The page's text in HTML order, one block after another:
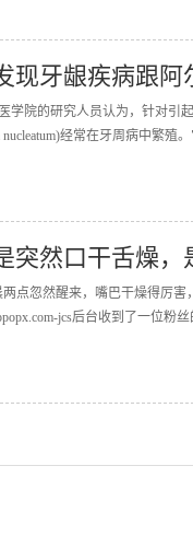
现牙龈疾病跟
学院的研究人员认为，针对引
nucleatum)经常在牙周病中繁
突然口干舌燥，
两点忽然醒来，嘴巴干燥得厉
jcs后台收到了一位粉